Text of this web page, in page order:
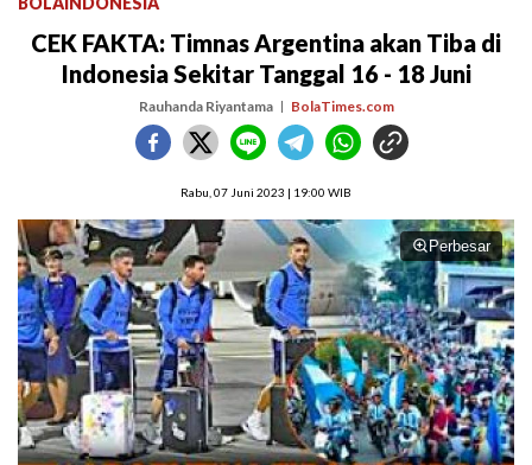
CEK FAKTA: Timnas Argentina akan Tiba di
Indonesia Sekitar Tanggal 16 - 18 Juni
Rauhanda Riyantama BolaTimes.com
Rabu, 07 Juni 2023 | 19:00 WIB
Perbesar